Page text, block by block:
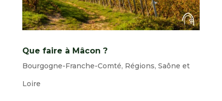
Que faire à Mâcon ?
Bourgogne-Franche-Comté, Régions, Saône et
Loire